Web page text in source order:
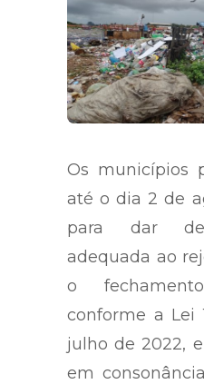
Os municípios
até o dia 2 de
para dar
adequada ao
o
conforme a Lei
julho de 2022,
em